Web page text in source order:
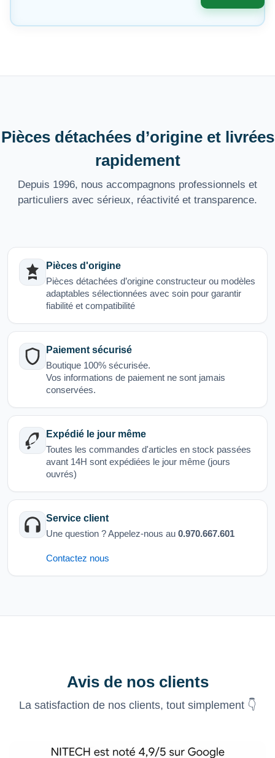
Pièces détachées d’origine et livrées
rapidement
Depuis 1996, nous accompagnons professionnels et
particuliers avec sérieux, réactivité et transparence.
Pièces d'origine
Pièces détachées d’origine constructeur ou modèles
adaptables sélectionnées avec soin pour garantir
fiabilité et compatibilité
Paiement sécurisé
Boutique 100% sécurisée.
Vos informations de paiement ne sont jamais
conservées.
Expédié le jour même
Toutes les commandes d'articles en stock passées
avant 14H sont expédiées le jour même (jours
ouvrés)
Service client
Une question ? Appelez-nous au 0.970.667.601
Contactez nous
Avis de nos clients
La satisfaction de nos clients, tout simplement 👇